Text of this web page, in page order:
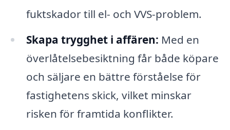
fuktskador till el- och VVS-problem.
Skapa trygghet i affären: Med en
överlåtelsebesiktning får både köpare
och säljare en bättre förståelse för
fastighetens skick, vilket minskar
risken för framtida konflikter.